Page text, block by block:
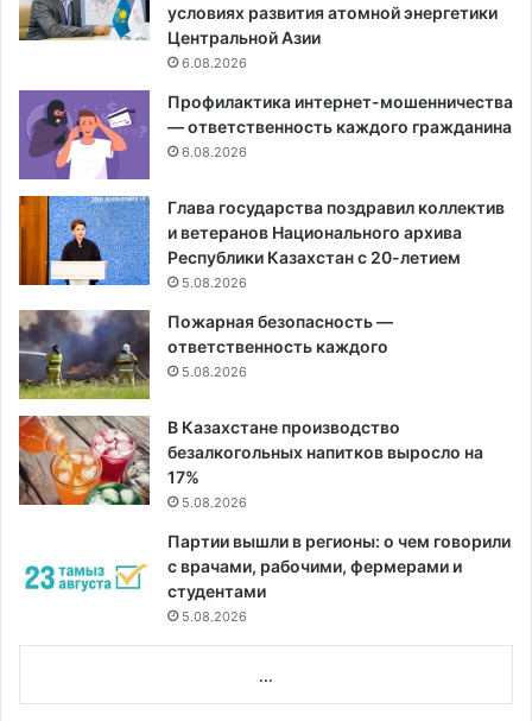
условиях развития атомной энергетики
Центральной Азии
6.08.2026
Профилактика интернет-мошенничества
— ответственность каждого гражданина
6.08.2026
Глава государства поздравил коллектив
и ветеранов Национального архива
Республики Казахстан с 20-летием
5.08.2026
Пожарная безопасность —
ответственность каждого
5.08.2026
В Казахстане производство
безалкогольных напитков выросло на
17%
5.08.2026
Партии вышли в регионы: о чем говорили
с врачами, рабочими, фермерами и
студентами
5.08.2026
...